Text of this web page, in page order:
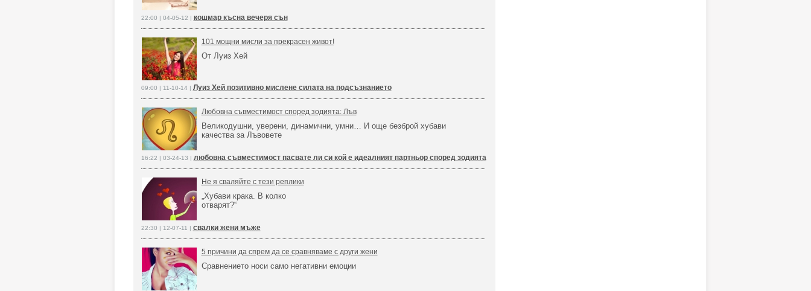
22:00 | 04-05-12 | кошмар късна вечеря сън
101 мощни мисли за прекрасен живот!
От Луиз Хей
09:00 | 11-10-14 | Луиз Хей позитивно мислене силата на подсъзнанието
Любовна съвместимост според зодията: Лъв
Великодушни, уверени, динамични, умни… И още безброй хубави
качества за Лъвовете
16:22 | 03-24-13 | любовна съвместимост пасвате ли си кой е идеалният партньор според зодията
Не я сваляйте с тези реплики
„Хубави крака. В колко
отварят?“
22:30 | 12-07-11 | свалки жени мъже
5 причини да спрем да се сравняваме с други жени
Сравнението носи само негативни емоции